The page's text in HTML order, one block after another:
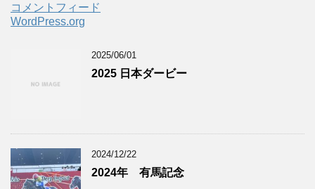
コメントフィード
WordPress.org
2025/06/01
2025 日本ダービー
2024/12/22
2024年 有馬記念